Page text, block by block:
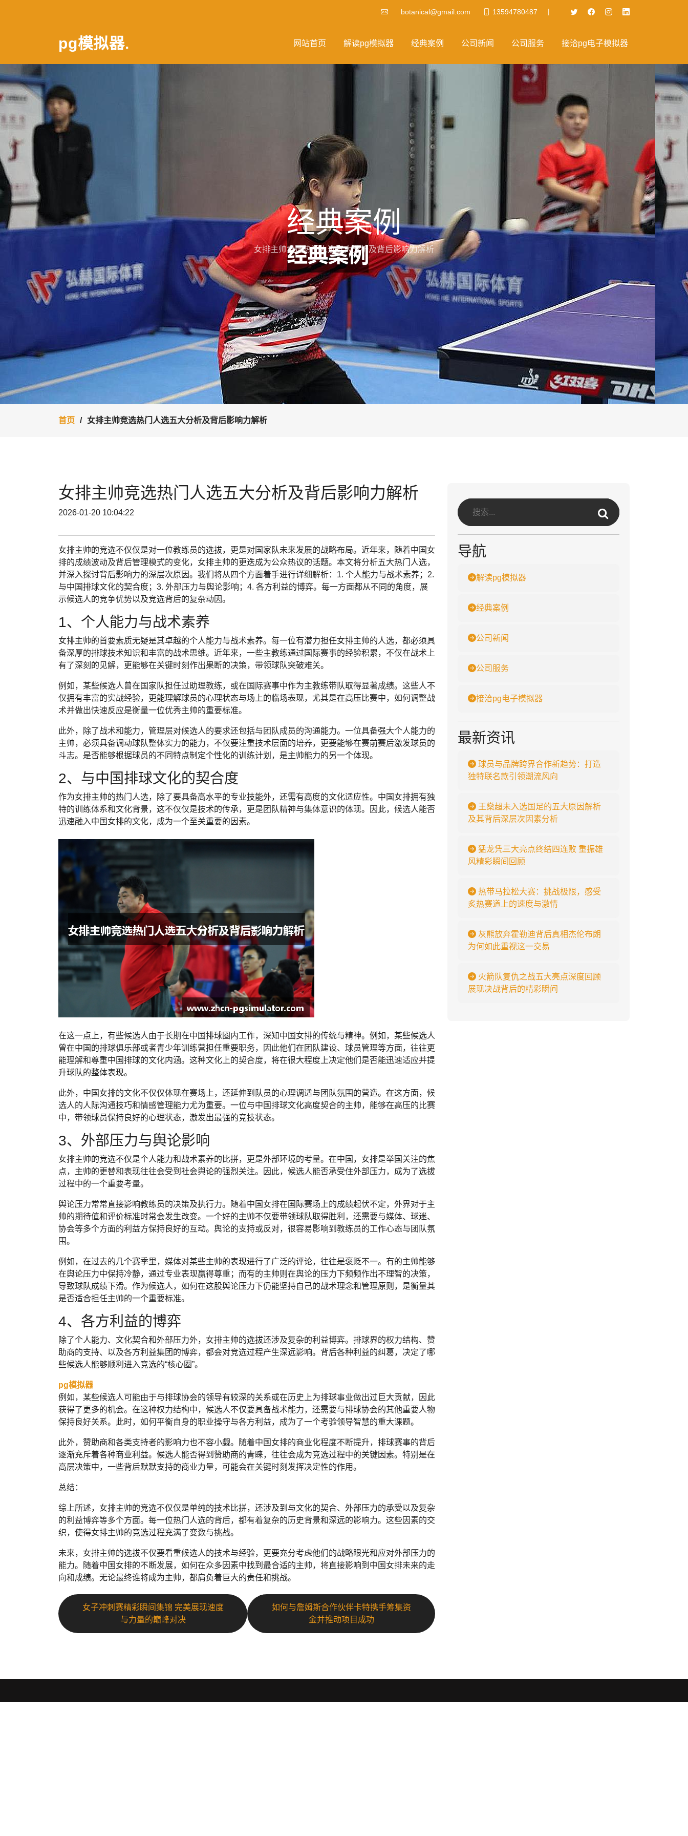
botanical@gmail.com 13594780487 |
pg模拟器. 网站首页 解读pg模拟器 经典案例 公司新闻 公司服务 接洽pg电子模拟器
经典案例
女排主帅竞选热门人选五大分析及背后影响力解析
首页 女排主帅竞选热门人选五大分析及背后影响力解析
女排主帅竞选热门人选五大分析及背后影响力解析
2026-01-20 10:04:22
女排主帅的竞选不仅仅是对一位教练员的选拔，更是对国家队未来发展的战略布局。近年来，随着中国女
排的成绩波动及背后管理模式的变化，女排主帅的更迭成为公众热议的话题。本文将分析五大热门人选，
并深入探讨背后影响力的深层次原因。我们将从四个方面着手进行详细解析：1. 个人能力与战术素养；2.
与中国排球文化的契合度；3. 外部压力与舆论影响；4. 各方利益的博弈。每一方面都从不同的角度，展
示候选人的竞争优势以及竞选背后的复杂动因。
1、个人能力与战术素养
女排主帅的首要素质无疑是其卓越的个人能力与战术素养。每一位有潜力担任女排主帅的人选，都必须具
备深厚的排球技术知识和丰富的战术思维。近年来，一些主教练通过国际赛事的经验积累，不仅在战术上
有了深刻的见解，更能够在关键时刻作出果断的决策，带领球队突破难关。
例如，某些候选人曾在国家队担任过助理教练，或在国际赛事中作为主教练带队取得显著成绩。这些人不
仅拥有丰富的实战经验，更能理解球员的心理状态与场上的临场表现，尤其是在高压比赛中，如何调整战
术并做出快速反应是衡量一位优秀主帅的重要标准。
此外，除了战术和能力，管理层对候选人的要求还包括与团队成员的沟通能力。一位具备强大个人能力的
主帅，必须具备调动球队整体实力的能力，不仅要注重技术层面的培养，更要能够在赛前赛后激发球员的
斗志。是否能够根据球员的不同特点制定个性化的训练计划，是主帅能力的另一个体现。
2、与中国排球文化的契合度
作为女排主帅的热门人选，除了要具备高水平的专业技能外，还需有高度的文化适应性。中国女排拥有独
特的训练体系和文化背景，这不仅仅是技术的传承，更是团队精神与集体意识的体现。因此，候选人能否
迅速融入中国女排的文化，成为一个至关重要的因素。
在这一点上，有些候选人由于长期在中国排球圈内工作，深知中国女排的传统与精神。例如，某些候选人
曾在中国的排球俱乐部或者青少年训练营担任重要职务，因此他们在团队建设、球员管理等方面，往往更
能理解和尊重中国排球的文化内涵。这种文化上的契合度，将在很大程度上决定他们是否能迅速适应并提
升球队的整体表现。
此外，中国女排的文化不仅仅体现在赛场上，还延伸到队员的心理调适与团队氛围的营造。在这方面，候
选人的人际沟通技巧和情感管理能力尤为重要。一位与中国排球文化高度契合的主帅，能够在高压的比赛
中，带领球员保持良好的心理状态，激发出最强的竞技状态。
3、外部压力与舆论影响
女排主帅的竞选不仅是个人能力和战术素养的比拼，更是外部环境的考量。在中国，女排是举国关注的焦
点，主帅的更替和表现往往会受到社会舆论的强烈关注。因此，候选人能否承受住外部压力，成为了选拔
过程中的一个重要考量。
舆论压力常常直接影响教练员的决策及执行力。随着中国女排在国际赛场上的成绩起伏不定，外界对于主
帅的期待值和评价标准时常会发生改变。一个好的主帅不仅要带领球队取得胜利，还需要与媒体、球迷、
协会等多个方面的利益方保持良好的互动。舆论的支持或反对，很容易影响到教练员的工作心态与团队氛
围。
例如，在过去的几个赛季里，媒体对某些主帅的表现进行了广泛的评论，往往是褒贬不一。有的主帅能够
在舆论压力中保持冷静，通过专业表现赢得尊重；而有的主帅则在舆论的压力下频频作出不理智的决策，
导致球队成绩下滑。作为候选人，如何在这股舆论压力下仍能坚持自己的战术理念和管理原则，是衡量其
是否适合担任主帅的一个重要标准。
4、各方利益的博弈
除了个人能力、文化契合和外部压力外，女排主帅的选拔还涉及复杂的利益博弈。排球界的权力结构、赞
助商的支持、以及各方利益集团的博弈，都会对竞选过程产生深远影响。背后各种利益的纠葛，决定了哪
些候选人能够顺利进入竞选的“核心圈”。
pg模拟器
例如，某些候选人可能由于与排球协会的领导有较深的关系或在历史上为排球事业做出过巨大贡献，因此
获得了更多的机会。在这种权力结构中，候选人不仅要具备战术能力，还需要与排球协会的其他重要人物
保持良好关系。此时，如何平衡自身的职业操守与各方利益，成为了一个考验领导智慧的重大课题。
此外，赞助商和各类支持者的影响力也不容小觑。随着中国女排的商业化程度不断提升，排球赛事的背后
逐渐充斥着各种商业利益。候选人能否得到赞助商的青睐，往往会成为竞选过程中的关键因素。特别是在
高层决策中，一些背后默默支持的商业力量，可能会在关键时刻发挥决定性的作用。
总结：
综上所述，女排主帅的竞选不仅仅是单纯的技术比拼，还涉及到与文化的契合、外部压力的承受以及复杂
的利益博弈等多个方面。每一位热门人选的背后，都有着复杂的历史背景和深远的影响力。这些因素的交
织，使得女排主帅的竞选过程充满了变数与挑战。
未来，女排主帅的选拔不仅要看重候选人的技术与经验，更要充分考虑他们的战略眼光和应对外部压力的
能力。随着中国女排的不断发展，如何在众多因素中找到最合适的主帅，将直接影响到中国女排未来的走
向和成绩。无论最终谁将成为主帅，都肩负着巨大的责任和挑战。
女子冲刺赛精彩瞬间集锦 完美展现速度
与力量的巅峰对决
如何与詹姆斯合作伙伴卡特携手筹集资
金并推动项目成功
导航
解读pg模拟器
经典案例
公司新闻
公司服务
接洽pg电子模拟器
最新资讯
球员与品牌跨界合作新趋势：打造
独特联名款引领潮流风向
王燊超未入选国足的五大原因解析
及其背后深层次因素分析
猛龙凭三大亮点终结四连败 重振雄
风精彩瞬间回顾
热带马拉松大赛：挑战极限，感受
炙热赛道上的速度与激情
灰熊放弃霍勒迪背后真相杰伦布朗
为何如此重视这一交易
火箭队复仇之战五大亮点深度回顾
展现决战背后的精彩瞬间